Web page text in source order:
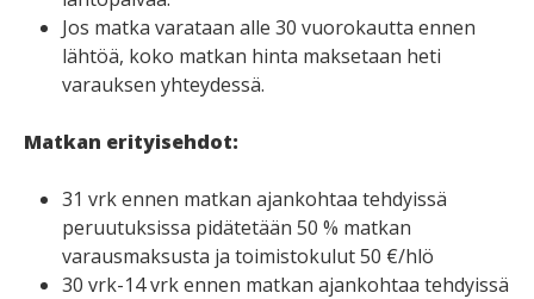
Jos matka varataan alle 30 vuorokautta ennen
lähtöä, koko matkan hinta maksetaan heti
varauksen yhteydessä.
Matkan erityisehdot:
31 vrk ennen matkan ajankohtaa tehdyissä
peruutuksissa pidätetään 50 % matkan
varausmaksusta ja toimistokulut 50 €/hlö
30 vrk-14 vrk ennen matkan ajankohtaa tehdyissä